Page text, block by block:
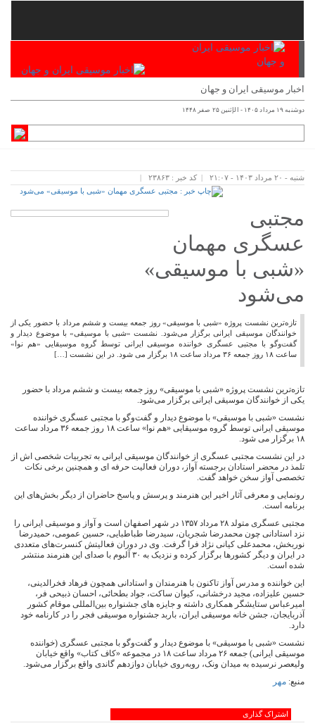
اخبار موسیقی ایران و جهان
دوشنبه ۱۹ مرداد ۱۴۰۵ - الإثنين ۲۵ صفر ۱۴۴۸
شنبه - ۲۰ مرداد ۱۴۰۳ - ۲۱:۰۷ کد خبر : ۲۳۸۶۳
مجتبی
عسگری مهمان
«شبی با موسیقی»
می‌شود
تازه‌ترین نشست پروژه «شبی با موسیقی» روز جمعه بیست و ششم مرداد با حضور یکی از
خوانندگان موسیقی ایرانی برگزار می‌شود. نشست «شبی با موسیقی» با موضوع دیدار و
گفت‌وگو با مجتبی عسگری خواننده موسیقی ایرانی توسط گروه موسیقایی «هم نوا»
ساعت ۱۸ روز جمعه ۳۶ مرداد ساعت ۱۸ برگزار می شود. در این نشست […]
تازه‌ترین نشست پروژه «شبی با موسیقی» روز جمعه بیست و ششم مرداد با حضور
یکی از خوانندگان موسیقی ایرانی برگزار می‌شود.
نشست «شبی با موسیقی» با موضوع دیدار و گفت‌وگو با مجتبی عسگری خواننده
موسیقی ایرانی توسط گروه موسیقایی «هم نوا» ساعت ۱۸ روز جمعه ۳۶ مرداد ساعت
۱۸ برگزار می شود.
در این نشست مجتبی عسگری از خوانندگان موسیقی ایرانی به تجربیات شخصی اش از
تلمذ در محضر استادان برجسته آواز، دوران فعالیت حرفه ای و همچنین برخی نکات
تخصصی آواز سخن خواهد گفت.
رونمایی و معرفی آثار اخیر این هنرمند و پرسش و پاسخ حاضران از دیگر بخش‌های این
برنامه است.
مجتبی عسگری متولد ۲۸ مرداد ۱۳۵۷ در شهر اصفهان است و آواز و موسیقی ایرانی را
نزد استادانی چون محمدرضا شجریان، سیدرضا طباطبایی، حسین عمومی، حمیدرضا
نوربخش، محمدعلی کیانی نژاد فرا گرفت. وی در دوران فعالیتش کنسرت‌های متعددی
در ایران و دیگر کشورها برگزار کرده و نزدیک به ۳۰ آلبوم با صدای این هنرمند منتشر
شده است.
این خواننده و مدرس آواز تاکنون با هنرمندان و استادانی همچون فرهاد فخرالدینی،
حسین علیزاده، مجید درخشانی، کیوان ساکت، جواد بطحائی، احسان ذبیحی فر،
امیرعباس ستایشگر همکاری داشته و جایزه های جشنواره بین‌المللی موقام کشور
آذربایجان، جشن خانه موسیقی ایران، باربد جشنواره موسیقی فجر را در کارنامه خود
دارد.
نشست «شبی با موسیقی» با موضوع دیدار و گفت‌وگو با مجتبی عسگری (خواننده
موسیقی ایرانی) جمعه ۲۶ مرداد ساعت ۱۸ در مجموعه «کاف کتاب» واقع خیابان
ولیعصر نرسیده به میدان ونک، روبه‌روی خیابان دوازدهم گاندی واقع برگزار می‌شود.
منبع: مهر
اشتراک گذاری